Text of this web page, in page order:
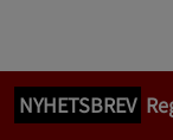
NYHETSBREV